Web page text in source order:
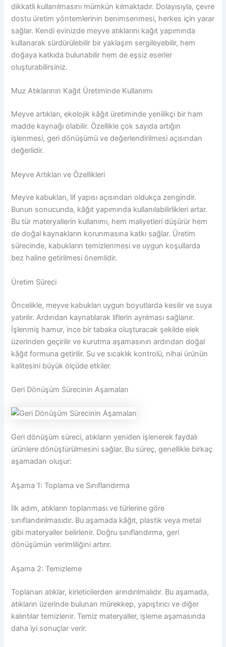
dikkatli kullanılmasını mümkün kılmaktadır. Dolayısıyla, çevre
dostu üretim yöntemlerinin benimsenmesi, herkes için yarar
sağlar. Kendi evinizde meyve atıklarını kağıt yapımında
kullanarak sürdürülebilir bir yaklaşım sergileyebilir, hem
doğaya katkıda bulunabilir hem de eşsiz eserler
oluşturabilirsiniz.
Muz Atıklarının Kağıt Üretiminde Kullanımı
Meyve artıkları, ekolojik kâğıt üretiminde yenilikçi bir ham
madde kaynağı olabilir. Özellikle çok sayıda artığın
işlenmesi, geri dönüşümü ve değerlendirilmesi açısından
değerlidir.
Meyve Artıkları ve Özellikleri
Meyve kabukları, lif yapısı açısından oldukça zengindir.
Bunun sonucunda, kâğıt yapımında kullanılabilirlikleri artar.
Bu tür materyallerin kullanımı, hem maliyetleri düşürür hem
de doğal kaynakların korunmasına katkı sağlar. Üretim
sürecinde, kabukların temizlenmesi ve uygun koşullarda
bez haline getirilmesi önemlidir.
Üretim Süreci
Öncelikle, meyve kabukları uygun boyutlarda kesilir ve suya
yatırılır. Ardından kaynatılarak liflerin ayrılması sağlanır.
İşlenmiş hamur, ince bir tabaka oluşturacak şekilde elek
üzerinden geçirilir ve kurutma aşamasının ardından doğal
kâğıt formuna getirilir. Su ve sıcaklık kontrolü, nihai ürünün
kalitesini büyük ölçüde etkiler.
Geri Dönüşüm Sürecinin Aşamaları
Geri dönüşüm süreci, atıkların yeniden işlenerek faydalı
ürünlere dönüştürülmesini sağlar. Bu süreç, genellikle birkaç
aşamadan oluşur:
Aşama 1: Toplama ve Sınıflandırma
İlk adım, atıkların toplanması ve türlerine göre
sınıflandırılmasıdır. Bu aşamada kâğıt, plastik veya metal
gibi materyaller belirlenir. Doğru sınıflandırma, geri
dönüşümün verimliliğini artırır.
Aşama 2: Temizleme
Toplanan atıklar, kirleticilerden arındırılmalıdır. Bu aşamada,
atıkların üzerinde bulunan mürekkep, yapıştırıcı ve diğer
kalıntılar temizlenir. Temiz materyaller, işleme aşamasında
daha iyi sonuçlar verir.